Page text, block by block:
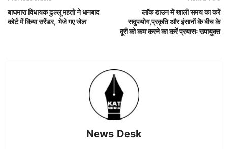
बाघमारा विधायक ढुल्लू महतो ने धनबाद
कोर्ट में किया सरेंडर, भेजे गए जेल
लाॅक डाउन में खाली समय का करें
सदुपयोग,प्रकृति और इंसानों के बीच के
दूरी को कम करने का करें प्रयासः उपायुक्त
News Desk